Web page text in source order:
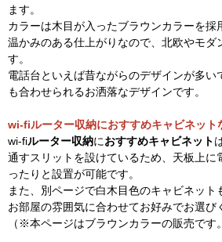
ます。
カラーは木目が入ったブラウンカラーを採
温かみのある仕上がりなので、北欧やモダ
す。
電話台といえば昔ながらのデザインが多い
も合わせられるお洒落なデザインです。
wi-fiルーター収納におすすめキャビネット
wi-fiルーター収納におすすめキャビネット
通すスリットを設けているため、天板上に
ったりと設置が可能です。
また、別ページで白木目色のキャビネット
お部屋の雰囲気に合わせてお好みでお選び
（※本ページはブラウンカラーの販売です